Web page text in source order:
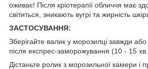
оживає! Після кріотерапії обличчя має
світиться, зникають вугрі та жирність
ЗАСТОСУВАННЯ:
Зберігайте валик у морозилці завжди
після експрес-заморожування (10 - 15
Дістаньте ролик з морозильної камери і